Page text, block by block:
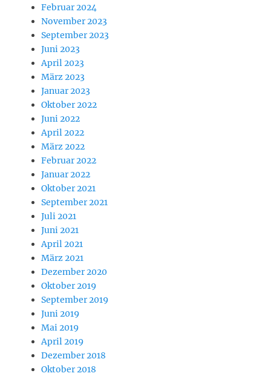
Februar 2024
November 2023
September 2023
Juni 2023
April 2023
März 2023
Januar 2023
Oktober 2022
Juni 2022
April 2022
März 2022
Februar 2022
Januar 2022
Oktober 2021
September 2021
Juli 2021
Juni 2021
April 2021
März 2021
Dezember 2020
Oktober 2019
September 2019
Juni 2019
Mai 2019
April 2019
Dezember 2018
Oktober 2018